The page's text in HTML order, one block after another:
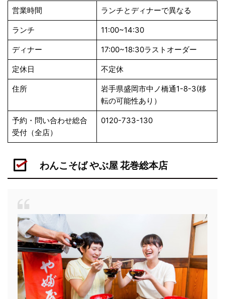
営業時間 ランチとディナーで異なる
ランチ 11:00~14:30
ディナー 17:00~18:30ラストオーダー
定休日 不定休
住所
岩手県盛岡市中ノ橋通1-8-3(移
転の可能性あり）
予約・問い合わせ総合
受付（全店）
0120-733-130
わんこそば やぶ屋 花巻総本店